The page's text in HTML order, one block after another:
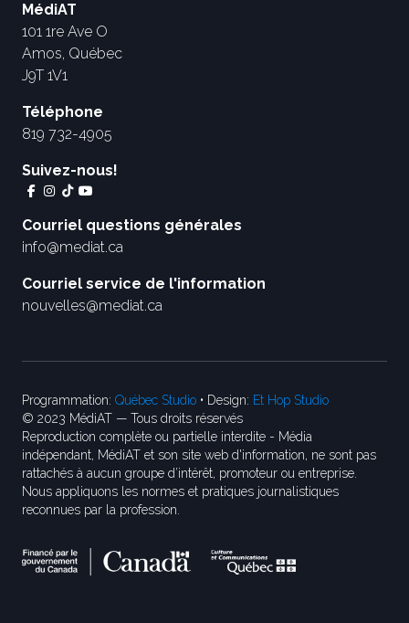
MédiAT
101 1re Ave O
Amos, Québec
J9T 1V1
Téléphone
819 732-4905
Suivez-nous!
Courriel questions générales
info@mediat.ca
Courriel service de l'information
nouvelles@mediat.ca
Programmation: Québec Studio • Design: Et Hop Studio
© 2023 MédiAT — Tous droits réservés
Reproduction complète ou partielle interdite - Média
indépendant, MédiAT et son site web d'information, ne sont pas
rattachés à aucun groupe d’intérêt, promoteur ou entreprise.
Nous appliquons les normes et pratiques journalistiques
reconnues par la profession.